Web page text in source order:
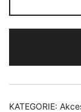
KATEGORIE: